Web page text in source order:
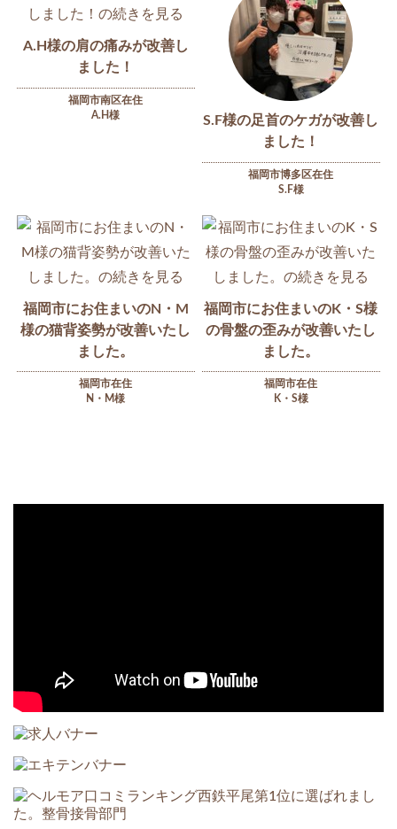
A.H様の肩の痛みが改善し
ました！
福岡市南区在住
A.H様
S.F様の足首のケガが改善し
ました！
福岡市博多区在住
S.F様
福岡市にお住まいのN・M
様の猫背姿勢が改善いたし
ました。
福岡市在住
N・M様
福岡市にお住まいのK・S様
の骨盤の歪みが改善いたし
ました。
福岡市在住
K・S様